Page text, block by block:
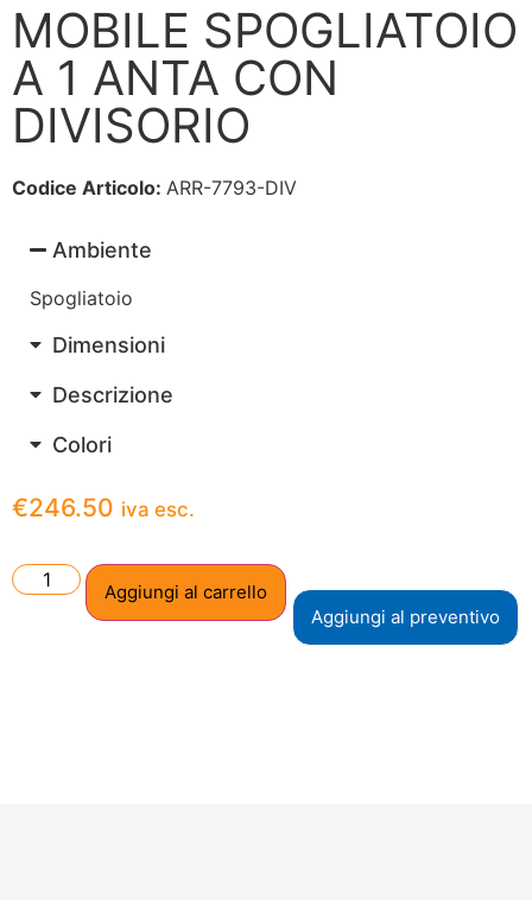
MOBILE SPOGLIATOIO
A 1 ANTA CON
DIVISORIO
Codice Articolo: ARR-7793-DIV
Ambiente
Spogliatoio
Dimensioni
Descrizione
Colori
€246.50 iva esc.
Aggiungi al carrello
Aggiungi al preventivo